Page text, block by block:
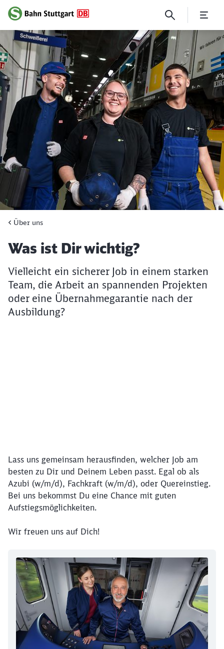
Was ist Dir wichtig?
Über uns
Artikel:
Was ist Dir wichtig?
Vielleicht ein sicherer Job in einem starken
Team, die Arbeit an spannenden Projekten
oder eine Übernahmegarantie nach der
Ausbildung?
Ende des oberhalb befindlichen Videos
Lass uns gemeinsam herausfinden, welcher Job am
besten zu Dir und Deinem Leben passt. Egal ob als
Azubi (w/m/d), Fachkraft (w/m/d), oder Quereinstieg.
Bei uns bekommst Du eine Chance mit guten
Aufstiegsmöglichkeiten.
Wir freuen uns auf Dich!